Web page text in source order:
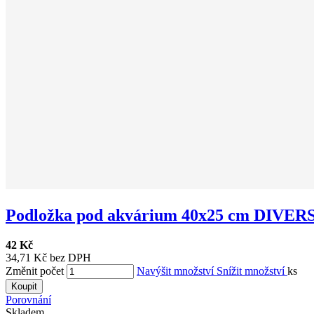
Podložka pod akvárium 40x25 cm
42 Kč
34,71 Kč bez DPH
Změnit počet
Navýšit množství Snížit množstvíks
Koupit
Porovnání